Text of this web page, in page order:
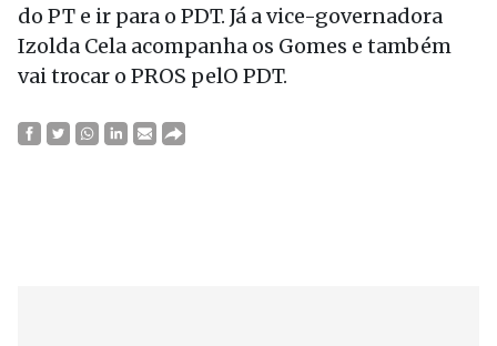
do PT e ir para o PDT. Já a vice-governadora
Izolda Cela acompanha os Gomes e também
vai trocar o PROS pelO PDT.